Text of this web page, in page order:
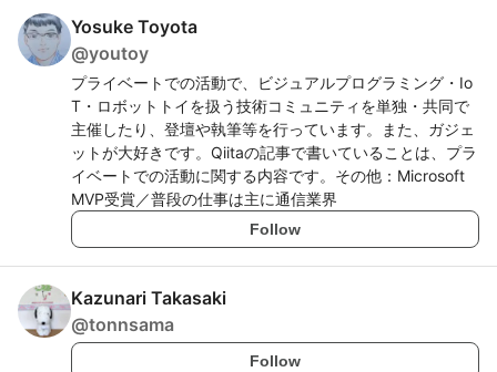
Yosuke Toyota
@youtoy
プライベートでの活動で、ビジュアルプログラミング・Io
T・ロボットトイを扱う技術コミュニティを単独・共同で
主催したり、登壇や執筆等を行っています。また、ガジェ
ットが大好きです。Qiitaの記事で書いていることは、プラ
イベートでの活動に関する内容です。その他：Microsoft
MVP受賞／普段の仕事は主に通信業界
Follow
Kazunari Takasaki
@tonnsama
Follow